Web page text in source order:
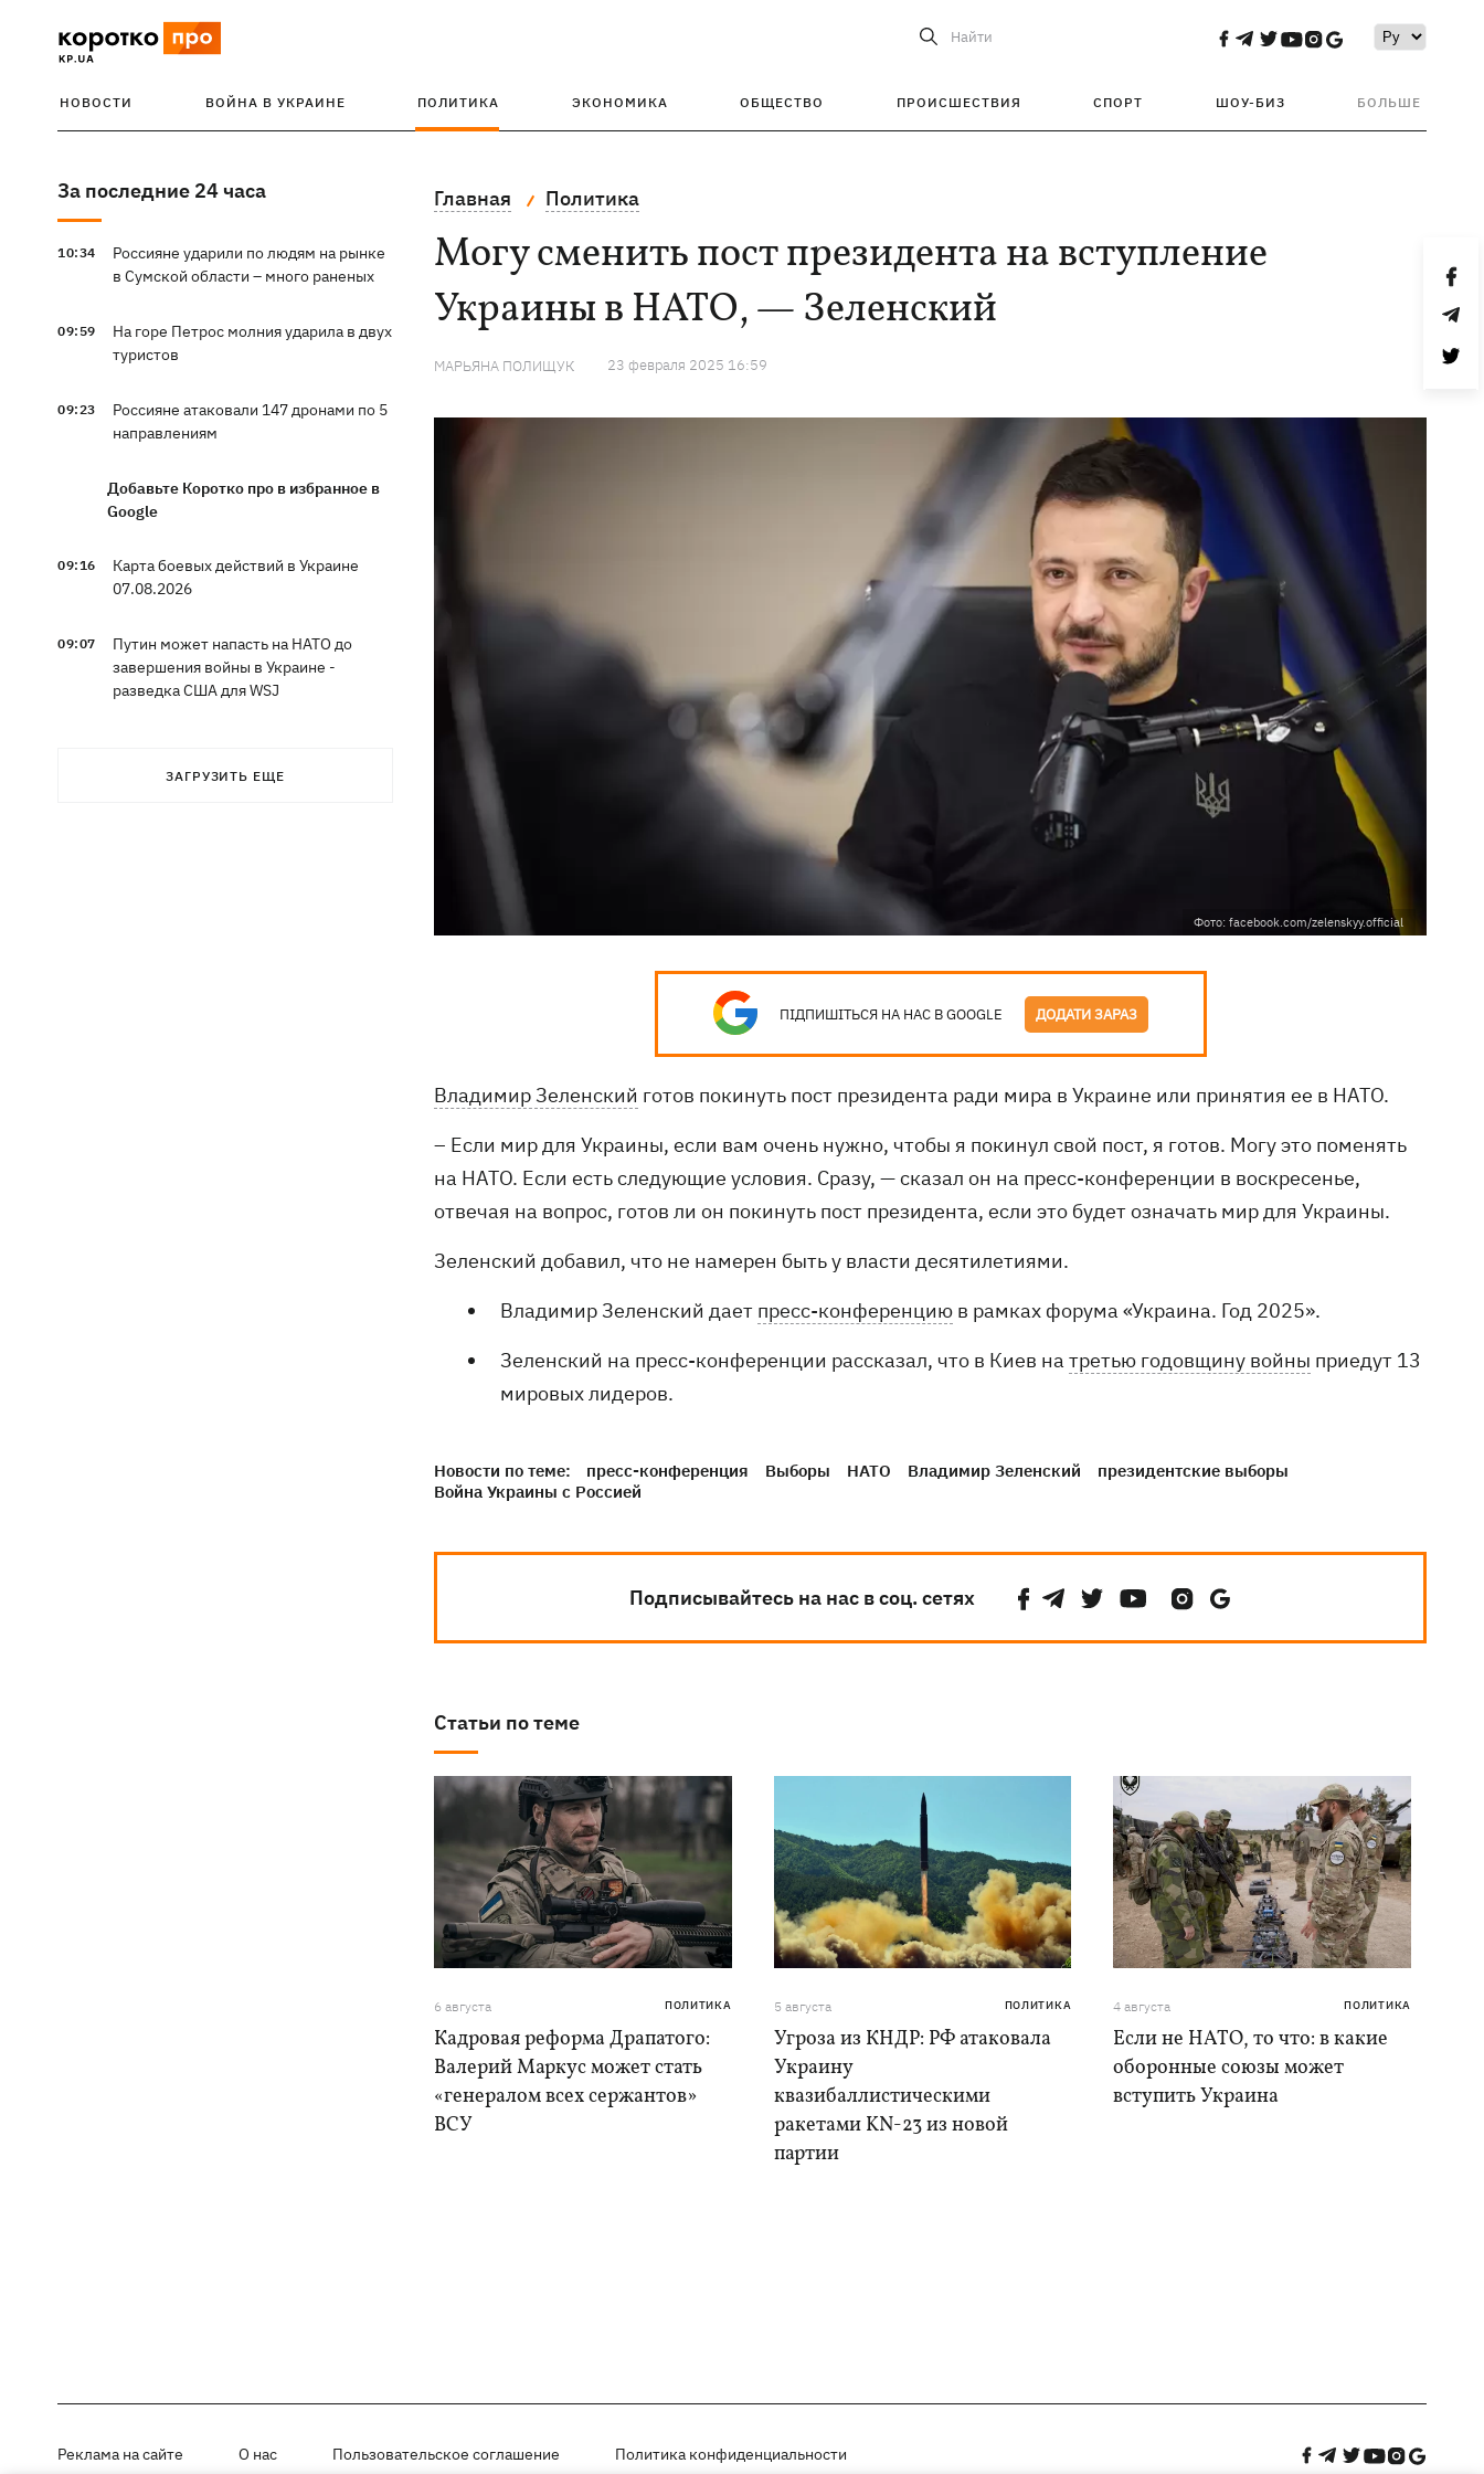
Найти
НОВОСТИ ВОЙНА В УКРАИНЕ ПОЛИТИКА ЭКОНОМИКА ОБЩЕСТВО ПРОИСШЕСТВИЯ СПОРТ ШОУ-БИЗ БОЛЬШЕ
За последние 24 часа
10:34
Россияне ударили по людям на рынке
в Сумской области – много раненых
09:59
На горе Петрос молния ударила в двух
туристов
09:23
Россияне атаковали 147 дронами по 5
направлениям
Добавьте Коротко про в избранное в
Google
09:16
Карта боевых действий в Украине
07.08.2026
09:07
Путин может напасть на НАТО до
завершения войны в Украине -
разведка США для WSJ
границы: горят аэродром
ЗАГРУЗИТЬ ЕЩЕ
Главная Политика
Могу сменить пост президента на вступление
Украины в НАТО, — Зеленский
МАРЬЯНА ПОЛИЩУК 23 февраля 2025 16:59
Фото: facebook.com/zelenskyy.official
ПІДПИШІТЬСЯ НА НАС В GOOGLE ДОДАТИ ЗАРАЗ
Владимир Зеленский готов покинуть пост президента ради мира в Украине или принятия ее в НАТО.
– Если мир для Украины, если вам очень нужно, чтобы я покинул свой пост, я готов. Могу это поменять
на НАТО. Если есть следующие условия. Сразу, — сказал он на пресс-конференции в воскресенье,
отвечая на вопрос, готов ли он покинуть пост президента, если это будет означать мир для Украины.
Зеленский добавил, что не намерен быть у власти десятилетиями.
Владимир Зеленский дает пресс-конференцию в рамках форума «Украина. Год 2025».
Зеленский на пресс-конференции рассказал, что в Киев на третью годовщину войны приедут 13
мировых лидеров.
Новости по теме: пресс-конференция Выборы НАТО Владимир Зеленский
президентские выборы
Война Украины с Россией
Подписывайтесь на нас в соц. сетях
Статьи по теме
6 августа ПОЛИТИКА
Кадровая реформа Драпатого:
Валерий Маркус может стать
«генералом всех сержантов»
ВСУ
5 августа ПОЛИТИКА
Угроза из КНДР: РФ атаковала
Украину
квазибаллистическими
ракетами KN-23 из новой
партии
4 августа ПОЛИТИКА
Если не НАТО, то что: в какие
оборонные союзы может
вступить Украина
Реклама на сайте О нас Пользовательское соглашение Политика конфиденциальности